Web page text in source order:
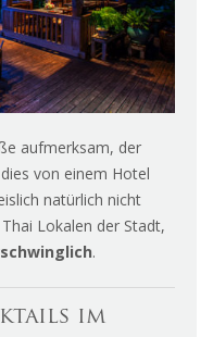
aufmerksam, der
von einem Hotel
natürlich nicht
Lokalen der Stadt,
.
im